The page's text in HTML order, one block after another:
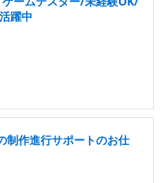
躍中
制作進行サポートのお仕